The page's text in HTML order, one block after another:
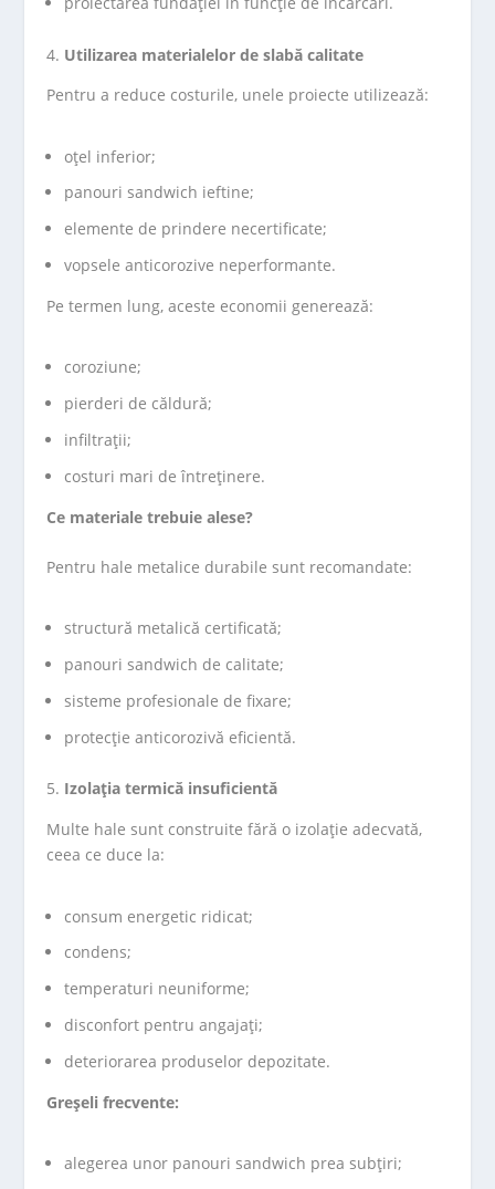
Utilizarea materialelor de slabă calitate
Pentru a reduce costurile, unele proiecte utilizează:
oțel inferior;
panouri sandwich ieftine;
elemente de prindere necertificate;
vopsele anticorozive neperformante.
Pe termen lung, aceste economii generează:
coroziune;
pierderi de căldură;
infiltrații;
costuri mari de întreținere.
Ce materiale trebuie alese?
Pentru hale metalice durabile sunt recomandate:
structură metalică certificată;
panouri sandwich de calitate;
sisteme profesionale de fixare;
protecție anticorozivă eficientă.
Izolația termică insuficientă
Multe hale sunt construite fără o izolație adecvată,
ceea ce duce la:
consum energetic ridicat;
condens;
temperaturi neuniforme;
disconfort pentru angajați;
deteriorarea produselor depozitate.
Greșeli frecvente:
alegerea unor panouri sandwich prea subțiri;